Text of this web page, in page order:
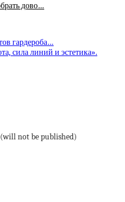
дово…
гардероба…
сила линий и эстетика».
(will not be published)